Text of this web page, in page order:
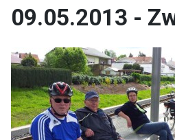
09.05.2013 -